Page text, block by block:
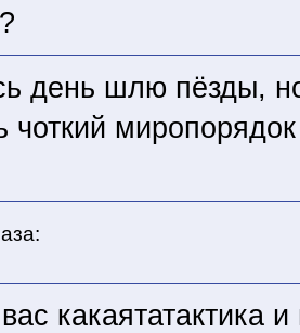
день шлю пёзды,
чоткий миропорядок
какаятатактика